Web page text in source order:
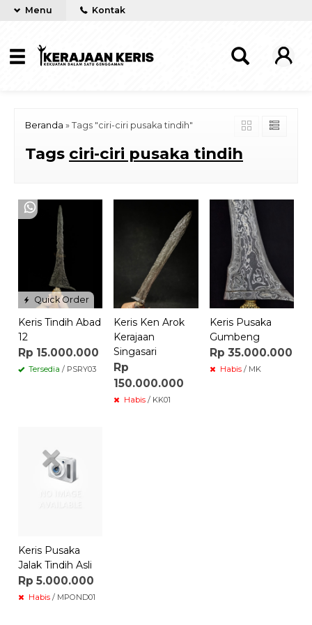
Menu Kontak
Beranda » Tags "ciri-ciri pusaka tindih"
Tags ciri-ciri pusaka tindih
Quick Order
Keris Tindih Abad
12
Rp 15.000.000
Tersedia / PSRY03
Keris Ken Arok
Kerajaan
Singasari
Rp
150.000.000
Habis / KK01
Keris Pusaka
Gumbeng
Rp 35.000.000
Habis/ MK
Keris Pusaka
Jalak Tindih Asli
Rp 5.000.000
Habis / MPOND01